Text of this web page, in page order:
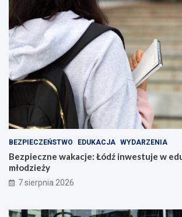
BEZPIECZEŃSTWO EDUKACJA WYDARZENIA
Bezpieczne wakacje: Łódź inwestuje w
młodzieży
7 sierpnia 2026